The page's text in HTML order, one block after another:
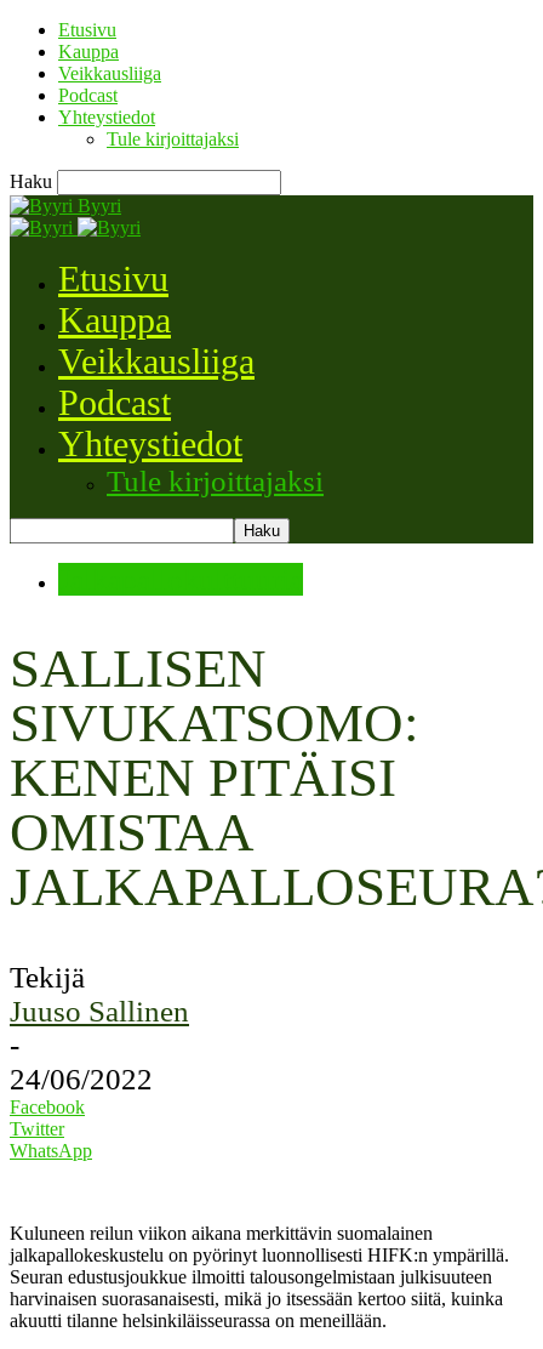
Etusivu
Kauppa
Veikkausliiga
Podcast
Yhteystiedot
Tule kirjoittajaksi
Haku
Byyri
Etusivu
Kauppa
Veikkausliiga
Podcast
Yhteystiedot
Tule kirjoittajaksi
SALLISEN
SIVUKATSOMO:
KENEN PITÄISI
OMISTAA
Tekijä
Juuso Sallinen
-
24/06/2022
Facebook
Twitter
WhatsApp
Kuluneen reilun viikon aikana merkittävin suomalainen
jalkapallokeskustelu on pyörinyt luonnollisesti HIFK:n ympärillä.
Seuran edustusjoukkue ilmoitti talousongelmistaan julkisuuteen
harvinaisen suorasanaisesti, mikä jo itsessään kertoo siitä, kuinka
akuutti tilanne helsinkiläisseurassa on meneillään.